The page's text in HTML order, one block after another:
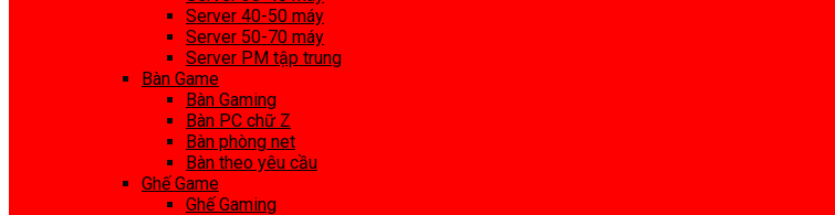
Server 40-50 máy
Server 50-70 máy
Server PM tập trung
Bàn Game
Bàn Gaming
Bàn PC chữ Z
Bàn phòng net
Bàn theo yêu cầu
Ghế Game
Ghế Gaming